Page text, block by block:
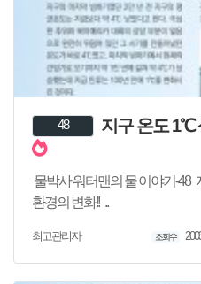
48 지구 온도 1℃
물박사 워터맨의 물 이야기-48
환경의 변화!! ..
최고관리자 조회수